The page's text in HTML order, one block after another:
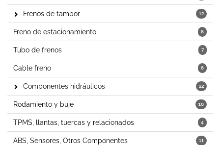
12
Frenos de tambor
8
Freno de estacionamiento
7
Tubo de frenos
6
Cable freno
22
Componentes hidráulicos
10
Rodamiento y buje
4
TPMS, llantas, tuercas y relacionados
11
ABS, Sensores, Otros Componentes